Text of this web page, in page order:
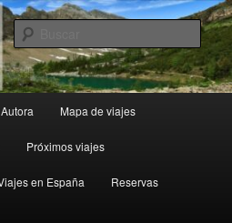
Mundo
Autora Mapa de viajes
Próximos viajes
en España Reservas